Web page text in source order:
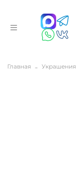
Главная Украшения